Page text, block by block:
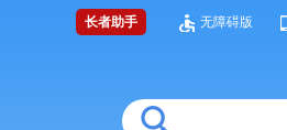
长者助手 无障碍版